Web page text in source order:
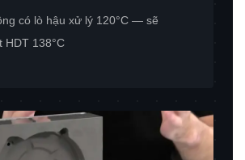
có lò hậu xử lý 120°C — sẽ
HDT 138°C